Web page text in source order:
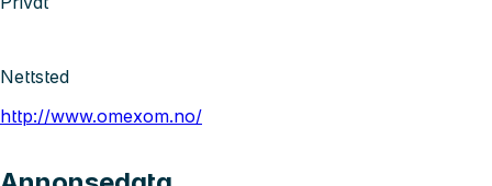
Nettsted
http://www.omexom.no/